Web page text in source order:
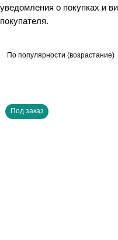
уведомления о покупках и
покупателя.
По популярности (возрастание)
Под заказ